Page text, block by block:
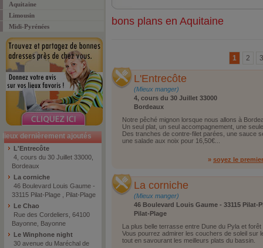
Aquitaine
Limousin
Midi-Pyrénées
lieux dernièrement ajoutés
L'Entrecôte
4, cours du 30 Juillet 33000,
Bordeaux
La corniche
46 Boulevard Louis Gaume -
33115 Pilat-Plage , Pilat-Plage
Le Chao
Rue des Cordeliers, 64100
Bayonne, Bayonne
Le Winphone night
30 avenue du Maréchal de
bons plans en Aquitaine
3
2
1
L'Entrecôte
(Mieux manger)
4, cours du 30 Juillet 33000
Bordeaux
Notre pêché mignon lorsque nous allons à
Un seul plat, un seul accompagnement, une
Des tranches de contre-filet parées, une sauce
une salade aux noix pour 16,50€...
» soyez le
La corniche
(Mieux manger)
46 Boulevard Louis Gaume - 33115 Pilat-
Pilat-Plage
La plus belle terrasse entre Dune du Pyla et forêt
Vous pourrez admirer les couchers de soleil sur
tout en savourant les meilleurs plats du bassin.